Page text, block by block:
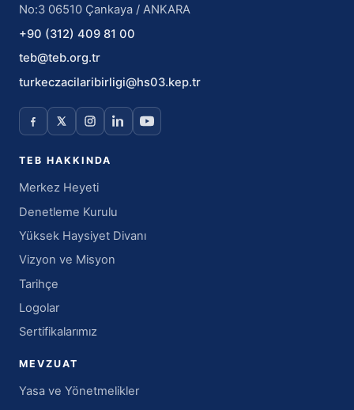
No:3 06510 Çankaya / ANKARA
+90 (312) 409 81 00
teb@teb.org.tr
turkeczacilaribirligi@hs03.kep.tr
TEB HAKKINDA
Merkez Heyeti
Denetleme Kurulu
Yüksek Haysiyet Divanı
Vizyon ve Misyon
Tarihçe
Logolar
Sertifikalarımız
MEVZUAT
Yasa ve Yönetmelikler